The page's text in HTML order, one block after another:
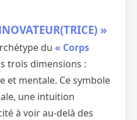
»
du « Corps
trois dimensions :
et mentale. Ce symbole
une intuition
à voir au-delà des